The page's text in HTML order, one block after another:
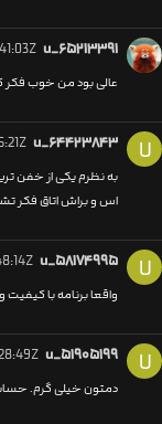
u_۶۵۲۱۳۳۹۱
عالی بود من خوب فکر
U u_۶۴۴۲۳۸۴۳
به نظرم یکی از خفن
اس و براش اتاق فکر
U u_۵۸۱۷۴۹۹۵
واقعا برنامه با
U u_۵۱۹۰۵۱۹۹
دمتون خیلی گرم.